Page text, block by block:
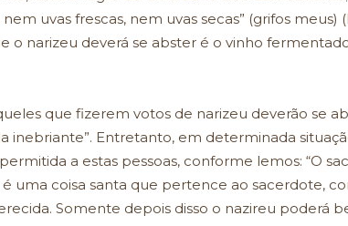
uvas frescas, nem uvas secas” (grifos meus)
o narizeu deverá se abster é o vinho
que fizerem votos de narizeu deverão se
inebriante”. Entretanto, em determinada
a estas pessoas, conforme lemos: “O
é uma coisa santa que pertence ao sacerdote,
Somente depois disso o nazireu poderá